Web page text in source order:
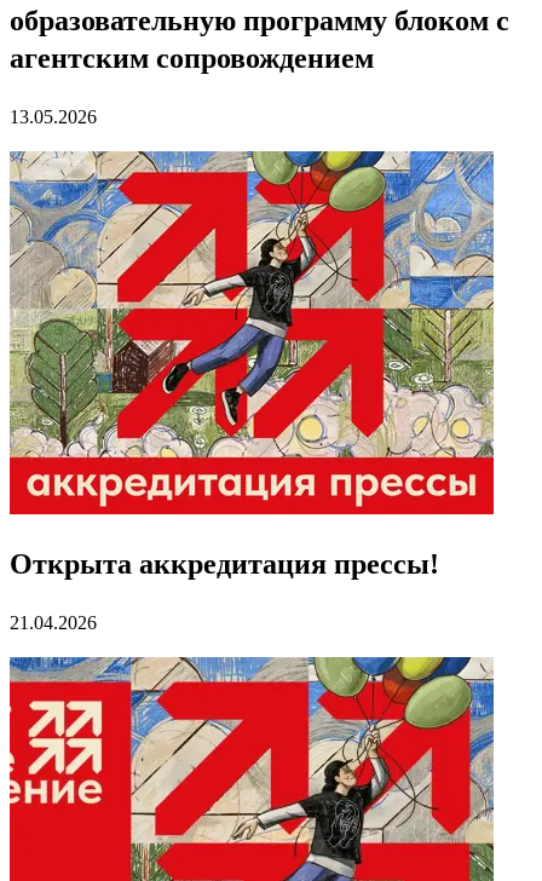
образовательную программу блоком с
агентским сопровождением
13.05.2026
Открыта аккредитация прессы!
21.04.2026